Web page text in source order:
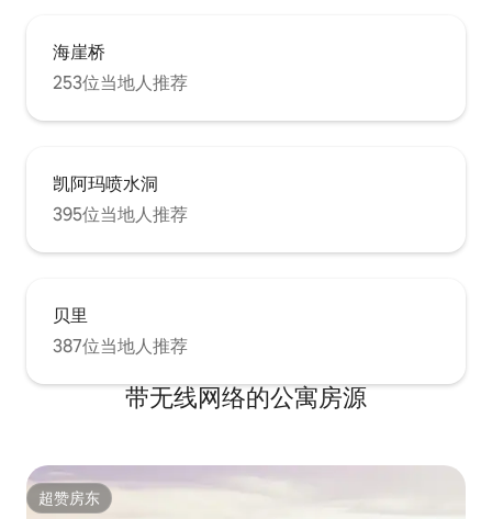
海崖桥
253位当地人推荐
凯阿玛喷水洞
395位当地人推荐
贝里
387位当地人推荐
带无线网络的公寓房源
超赞房东
超赞房东